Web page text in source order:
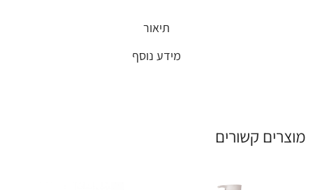
תיאור
מידע נוסף
מוצרים קשורים